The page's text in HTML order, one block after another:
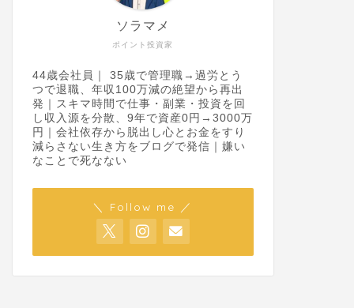
ポイント投資家
ソラマメ
44歳会社員｜ 35歳で管理職→過労とう
つで退職、年収100万減の絶望から再出
発｜スキマ時間で仕事・副業・投資を回
し収入源を分散、9年で資産0円→3000万
円｜会社依存から脱出し心とお金をすり
減らさない生き方をブログで発信｜嫌い
なことで死なない
＼ Follow me ／